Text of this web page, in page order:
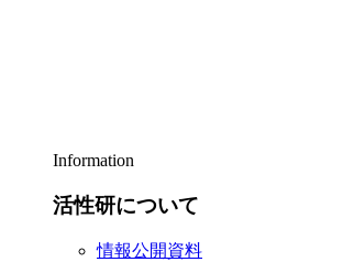
Information
活性研について
情報公開資料